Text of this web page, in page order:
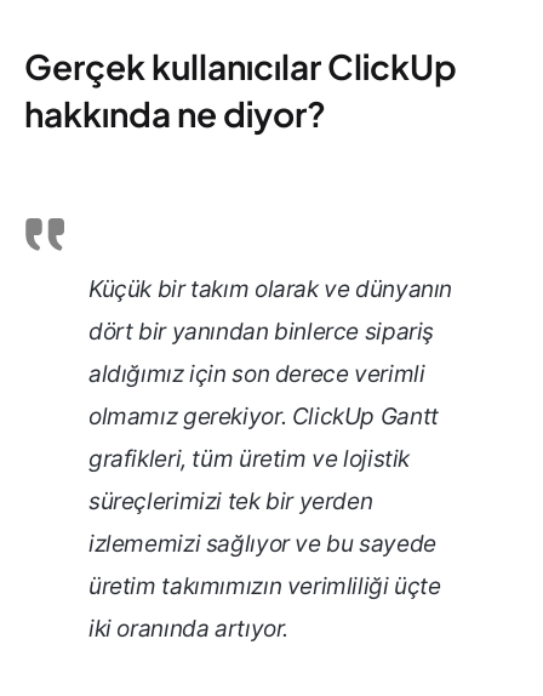
Gerçek kullanıcılar ClickUp
hakkında ne diyor?
Küçük bir takım olarak ve dünyanın
dört bir yanından binlerce sipariş
aldığımız için son derece verimli
olmamız gerekiyor. ClickUp Gantt
grafikleri, tüm üretim ve lojistik
süreçlerimizi tek bir yerden
izlememizi sağlıyor ve bu sayede
üretim takımımızın verimliliği üçte
iki oranında artıyor.